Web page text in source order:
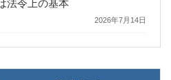
法令上の基本
2026年7月14日